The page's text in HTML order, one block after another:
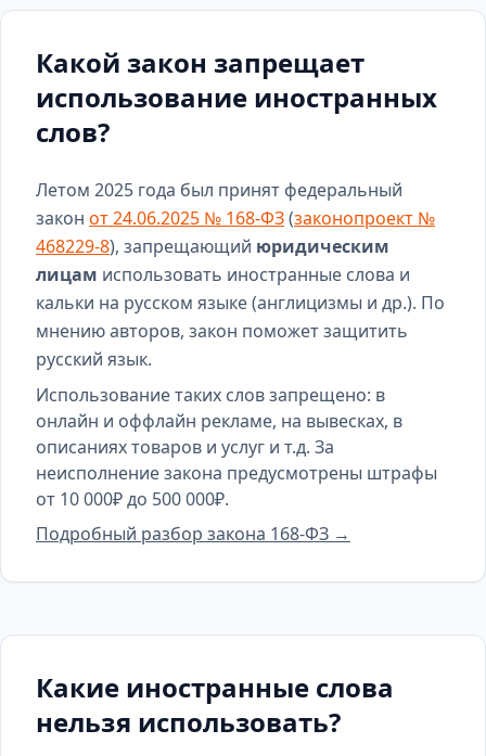
Какой закон запрещает
использование иностранных
слов?
Летом 2025 года был принят федеральный
закон от 24.06.2025 № 168-ФЗ(законопроект №
468229-8), запрещающий юридическим
лицам использовать иностранные слова и
кальки на русском языке (англицизмы и др.). По
мнению авторов, закон поможет защитить
русский язык.
Использование таких слов запрещено: в
онлайн и оффлайн рекламе, на вывесках, в
описаниях товаров и услуг и т.д. За
неисполнение закона предусмотрены штрафы
от 10 000₽ до 500 000₽.
Подробный разбор закона 168-ФЗ →
Какие иностранные слова
нельзя использовать?